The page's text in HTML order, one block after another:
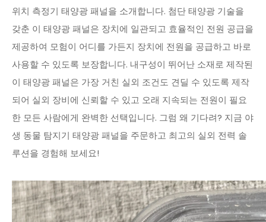
위치 측정기 태양광 패널을 소개합니다. 첨단 태양광 기술을
갖춘 이 태양광 패널은 장치에 일관되고 효율적인 전원 공급을
제공하여 모험이 어디를 가든지 장치에 전원을 공급하고 바로
사용할 수 있도록 보장합니다. 내구성이 뛰어난 소재로 제작된
이 태양광 패널은 가장 거친 실외 조건도 견딜 수 있도록 제작
되어 실외 장비에 신뢰할 수 있고 오래 지속되는 전원이 필요
한 모든 사람에게 완벽한 선택입니다. 그럼 왜 기다려? 지금 야
생 동물 탐지기 태양광 패널을 주문하고 최고의 실외 전력 솔
루션을 경험해 보세요!